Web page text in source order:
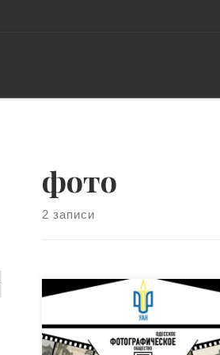
фото
2 записи
Созданное в 1891 году Одесское
Фотографическое Общество
(ОФО) вновь возрождается в